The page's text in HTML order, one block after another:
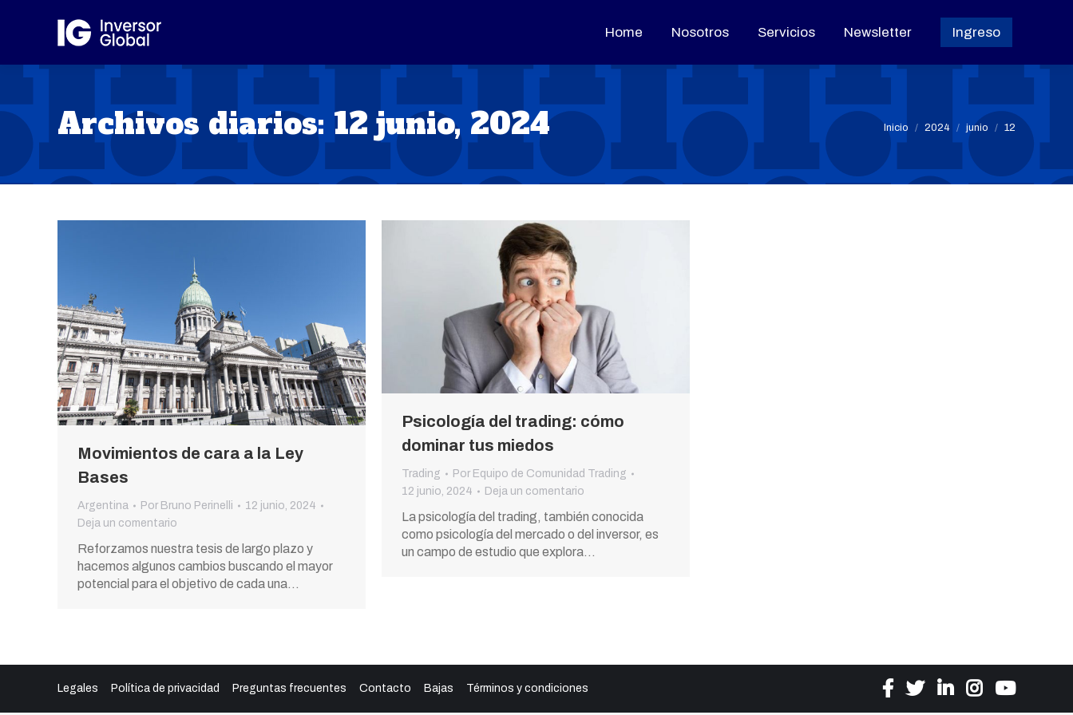
Home Nosotros Servicios Newsletter Ingreso
Archivos diarios: 12 junio, 2024 Estás aquí:
Inicio 2024 junio 12
Movimientos de cara a la Ley
Bases
Argentina Por Bruno Perinelli
12 junio, 2024
Deja un comentario
Reforzamos nuestra tesis de largo plazo y
hacemos algunos cambios buscando el mayor
potencial para el objetivo de cada una…
Psicología del trading: cómo
dominar tus miedos
Trading Por Equipo de Comunidad Trading
12 junio, 2024
Deja un comentario
La psicología del trading, también conocida
como psicología del mercado o del inversor, es
un campo de estudio que explora…
Legales Política de privacidad Preguntas frecuentes Contacto Bajas Términos y condiciones
Home Nosotros Servicios Newsletter Ingreso